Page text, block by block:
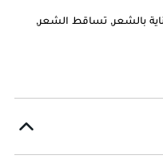
بالشعر, تساقط الشعر,